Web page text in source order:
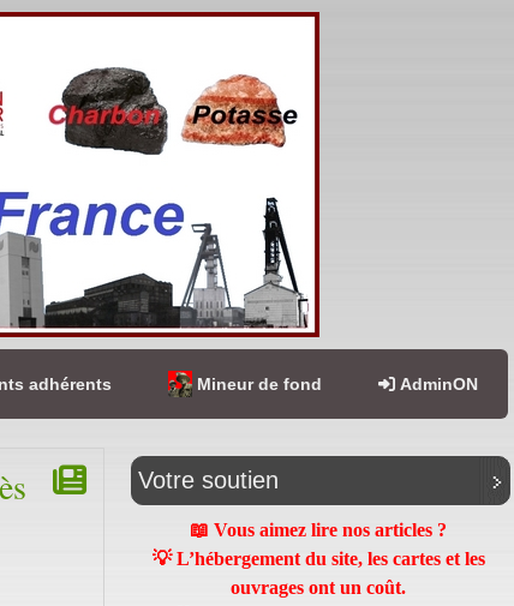
adhérents Mineur de fond AdminON
Votre soutien
📖 Vous aimez lire nos articles ?
💡 L’hébergement du site, les cartes et les
ouvrages ont un coût.